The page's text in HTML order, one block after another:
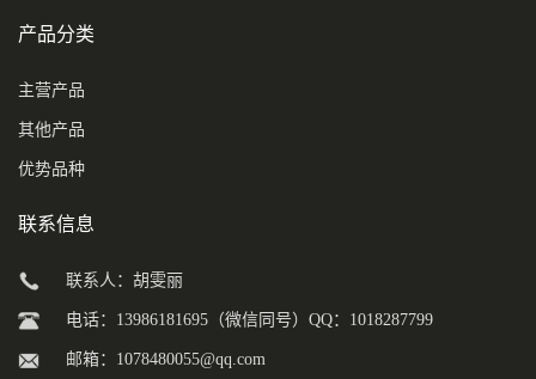
产品分类
主营产品
其他产品
优势品种
联系信息
联系人：胡雯丽
电话：13986181695（微信同号）QQ：1018287799
邮箱： 1078480055@qq.com